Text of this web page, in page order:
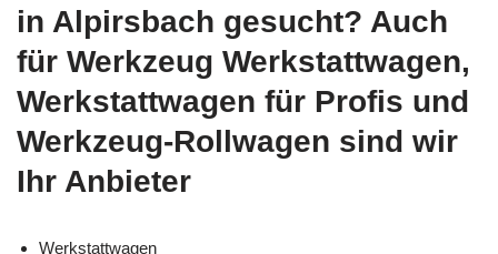
in Alpirsbach gesucht? Auch
für Werkzeug Werkstattwagen,
Werkstattwagen für Profis und
Werkzeug-Rollwagen sind wir
Ihr Anbieter
Werkstattwagen